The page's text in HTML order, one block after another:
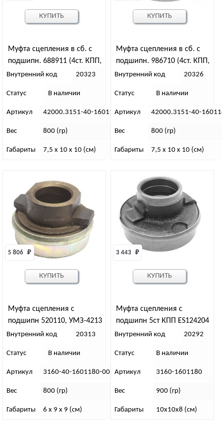
Муфта сцепления в сб. с
подшипн. 688911 (4ст. КПП,
рыч.корз. вилка с/о, толст.
Внутренний код 20323
Статус В наличии
Артикул 42000.3151-40-1601180-01
Вес 800 (гр)
Габариты 7,5 х 10 х 10 (см)
КУПИТЬ
Муфта сцепления в сб. с
подшипн. 986710 (4ст. КПП,
лепест..корз. вилка с/о,
Внутренний код 20326
Статус В наличии
Артикул 42000.3151-40-
Вес 800 (гр)
Габариты 7,5 х 10 х 10 (см)
КУПИТЬ
Муфта сцепления с
подшипн 520110, УМЗ-4213
5 806 ₽
Внутренний код 20313
Статус В наличии
Артикул 3160-40-1601180-00
Вес 800 (гр)
Габариты 6 x 9 x 9 (см)
КУПИТЬ
Муфта сцепления с
подшипн 5ст КПП ES124204
3 443 ₽
Внутренний код 20292
Статус В наличии
Артикул 3160-1601180
Вес 900 (гр)
Габариты 10х10х8 (см)
КУПИТЬ